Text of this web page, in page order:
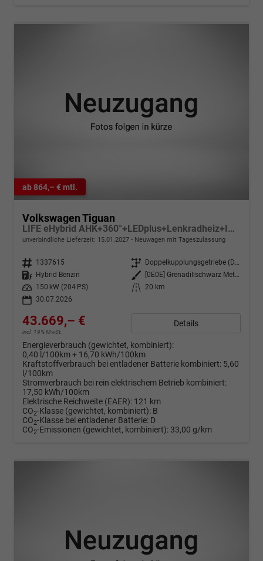
ab 864,– € mtl.
Volkswagen Tiguan
LIFE eHybrid AHK+360°+LEDplus+Lenkradheiz+IQ.Drive+ACC+AppConnect+eHeck
unverbindliche Lieferzeit: 15.01.2027 Neuwagen mit Tageszulassung
Fahrzeugnr. 1337615 Getriebe
Doppelkupplungsgetriebe (DSG)
Kraftstoff
Hybrid Benzin Außenfarbe
[0E0E] Grenadillschwarz Metallic
Leistung
150 kW (204 PS) Kilometerstand
20 km
30.07.2026
43.669,– €
incl. 19% MwSt.
Details
Energieverbrauch (gewichtet, kombiniert):
0,40 l/100km + 16,70 kWh/100km
Kraftstoffverbrauch bei entladener Batterie kombiniert: 5,60
l/100km
Stromverbrauch bei rein elektrischem Betrieb kombiniert:
17,50 kWh/100km
Elektrische Reichweite (EAER): 121 km
CO2-Klasse (gewichtet, kombiniert): B
CO2-Klasse bei entladener Batterie: D
CO2-Emissionen (gewichtet, kombiniert): 33,00 g/km